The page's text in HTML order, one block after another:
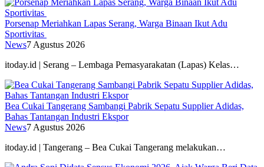
Porsenap Meriahkan Lapas Serang, Warga Binaan Ikut Adu
Sportivitas
News7 Agustus 2026
itoday.id | Serang – Lembaga Pemasyarakatan (Lapas) Kelas…
Bea Cukai Tangerang Sambangi Pabrik Sepatu Supplier Adidas,
Bahas Tantangan Industri Ekspor
News7 Agustus 2026
itoday.id | Tangerang – Bea Cukai Tangerang melakukan…